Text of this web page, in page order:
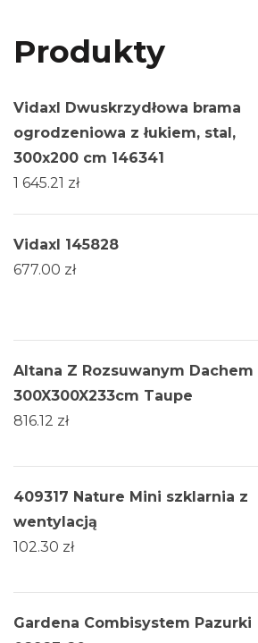
Produkty
Vidaxl Dwuskrzydłowa brama
ogrodzeniowa z łukiem, stal,
300x200 cm 146341
1 645.21 zł
Vidaxl 145828
677.00 zł
Altana Z Rozsuwanym Dachem
300X300X233cm Taupe
816.12 zł
409317 Nature Mini szklarnia z
wentylacją
102.30 zł
Gardena Combisystem Pazurki